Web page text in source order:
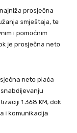
prosječna
smještaja, te
i pomoćnim
je prosječna neto
neto plaća
snabdijevanju
1.368 KM, dok
i komunikacija